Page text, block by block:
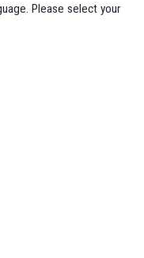
Please select your